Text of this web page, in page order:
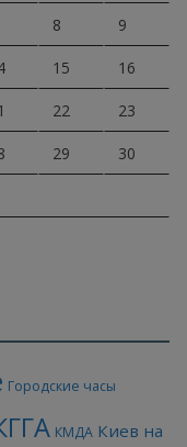
8 9
15 16
22 23
29 30
Городские часы
КМДА Киев на